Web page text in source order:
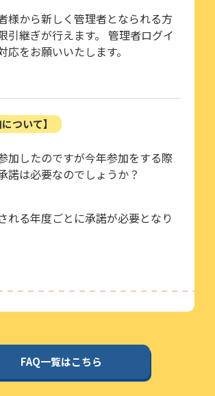
様から新しく管理者となられる方
引継ぎが行えます。 管理者ログイ
応をお願いいたします。
ついて】
加したのですが今年参加をする際
諾は必要なのでしょうか？
れる年度ごとに承諾が必要となり
FAQ一覧はこちら